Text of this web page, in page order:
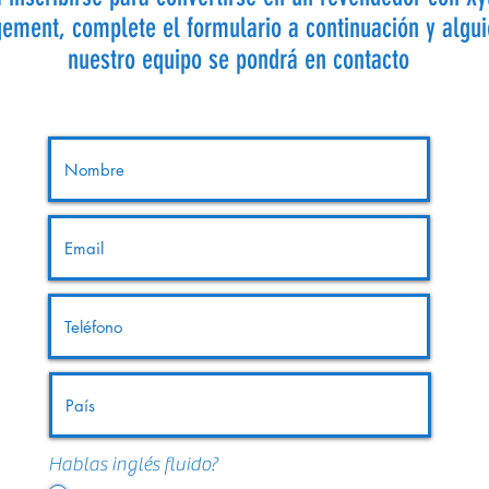
complete el formulario a continuación y
nuestro equipo se pondrá en contacto
Hablas inglés fluido?